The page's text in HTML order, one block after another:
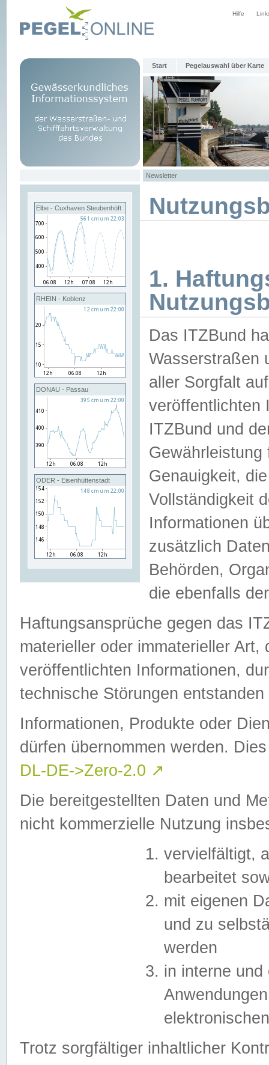
Hilfe
Start Pegelauswahl über Karte
Newsletter
Elbe - Cuxhaven Steubenhöft
RHEIN - Koblenz
DONAU - Passau
ODER - Eisenhüttenstadt
1.
Das ITZBund
Wasserstraßen
aller Sorgfalt
veröffentlichten
ITZBund und
Genauigkeit,
Vollständigkeit
Informationen
zusätzlich
Behörden,
die ebenfalls
Haftungsansprüche gegen das
materieller oder immaterieller
veröffentlichten Informationen,
technische Störungen
Informationen, Produkte oder
dürfen übernommen werden.
DL-DE->Zero-2.0 ↗
Die bereitgestellten Daten und
nicht kommerzielle Nutzung
vervielfältigt,
bearbeitet
mit eigenen
und zu
werden
in interne
Trotz sorgfältiger inhaltlicher